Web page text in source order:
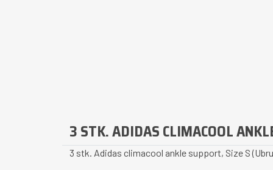
3 STK. ADIDAS CLIMACOOL
3 stk. Adidas climacool ankle support, Size S